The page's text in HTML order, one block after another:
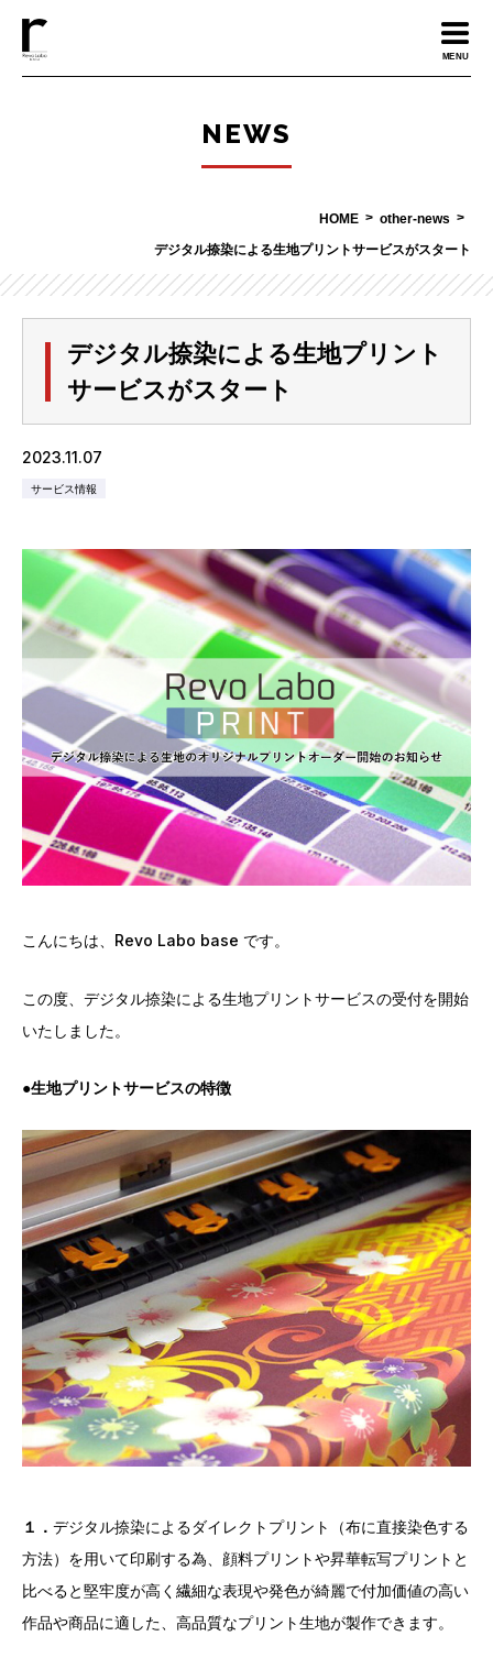
MENU
NEWS
HOME
other-news
デジタル捺染による生地プリントサービスがスタート
デジタル捺染による生地プリント
サービスがスタート
2023.11.07
サービス情報
こんにちは、Revo Labo base です。
この度、デジタル捺染による生地プリントサービスの受付を開始
いたしました。
●生地プリントサービスの特徴
１． デジタル捺染によるダイレクトプリント（布に直接染色する
方法）を用いて印刷する為、顔料プリントや昇華転写プリントと
比べると堅牢度が高く繊細な表現や発色が綺麗で付加価値の高い
作品や商品に適した、高品質なプリント生地が製作できます。